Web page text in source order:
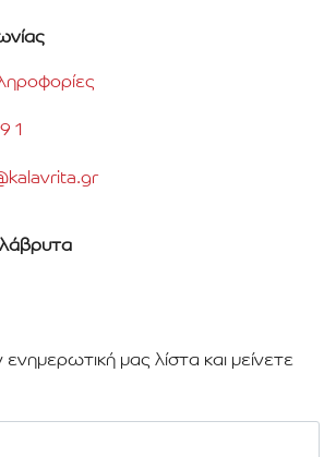
1
μας λίστα και μείνετε